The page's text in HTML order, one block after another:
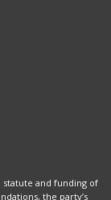
statute and funding of
the party’s